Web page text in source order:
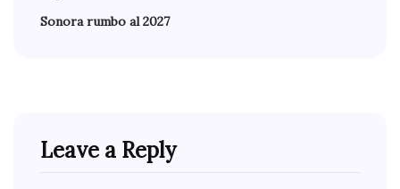
Sonora rumbo al 2027
Leave a Reply